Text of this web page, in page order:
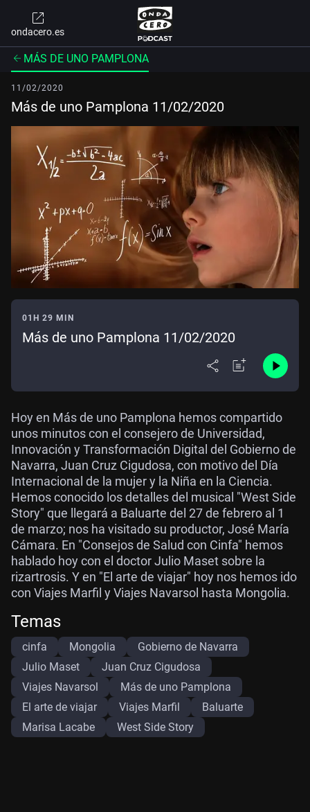
ondacero.es
MÁS DE UNO PAMPLONA
11/02/2020
Más de uno Pamplona 11/02/2020
01H 29 MIN
Más de uno Pamplona 11/02/2020
Hoy en Más de uno Pamplona hemos compartido
unos minutos con el consejero de Universidad,
Innovación y Transformación Digital del Gobierno de
Navarra, Juan Cruz Cigudosa, con motivo del Día
Internacional de la mujer y la Niña en la Ciencia.
Hemos conocido los detalles del musical "West Side
Story" que llegará a Baluarte del 27 de febrero al 1
de marzo; nos ha visitado su productor, José María
Cámara. En "Consejos de Salud con Cinfa" hemos
hablado hoy con el doctor Julio Maset sobre la
rizartrosis. Y en "El arte de viajar" hoy nos hemos ido
con Viajes Marfil y Viajes Navarsol hasta Mongolia.
Temas
cinfa Mongolia
Gobierno de Navarra
Julio Maset
Juan Cruz Cigudosa
Viajes Navarsol
Más de uno Pamplona
El arte de viajar
Viajes Marfil
Baluarte
Marisa Lacabe
West Side Story